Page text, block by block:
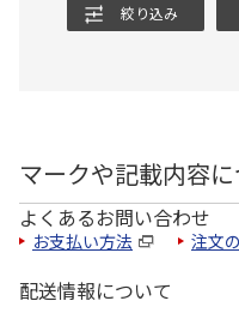
絞り込み
マークや記載内容
よくあるお問い合わせ
お支払い方法 注文
配送情報について